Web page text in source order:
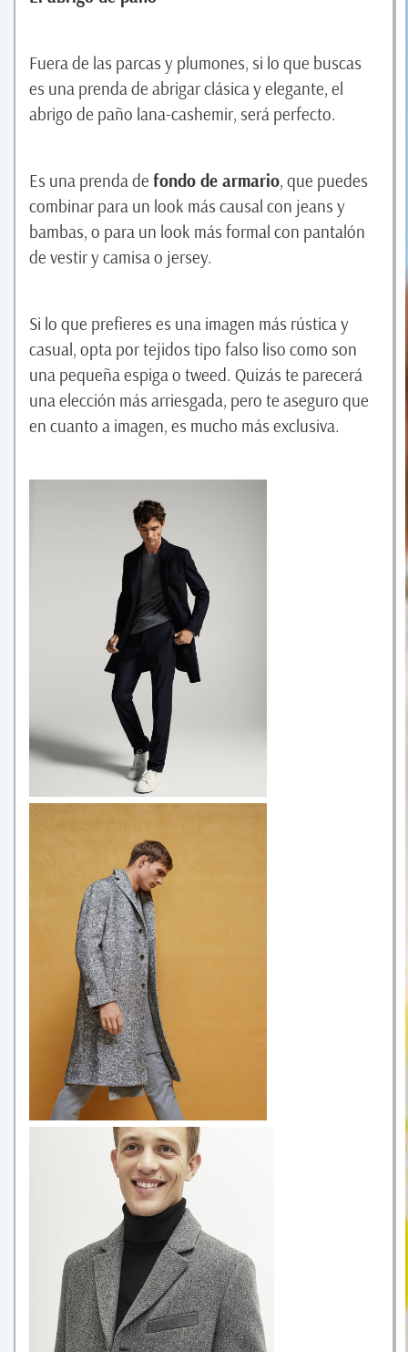
Fuera de las parcas y plumones, si lo que buscas
es una prenda de abrigar clásica y elegante, el
abrigo de paño lana-cashemir, será perfecto.
Es una prenda de fondo de armario, que puedes
combinar para un look más causal con jeans y
bambas, o para un look más formal con pantalón
de vestir y camisa o jersey.
Si lo que prefieres es una imagen más rústica y
casual, opta por tejidos tipo falso liso como son
una pequeña espiga o tweed. Quizás te parecerá
una elección más arriesgada, pero te aseguro que
en cuanto a imagen, es mucho más exclusiva.